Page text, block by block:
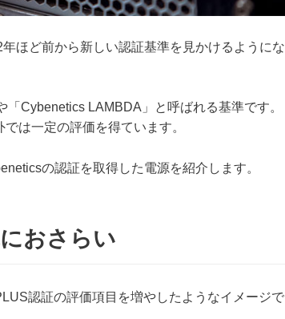
ほど前から新しい認証基準を見かけるようにな
Cybenetics LAMBDA」と呼ばれる基準です。
は一定の評価を得ています。
の認証を取得した電源を紹介します。
おさらい
認証の評価項目を増やしたようなイメージで